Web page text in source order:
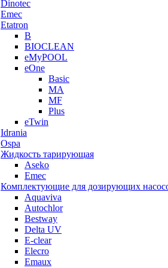
Dinotec
Emec
Etatron
B
BIOCLEAN
eMyPOOL
eOne
Basic
MA
MF
Plus
eTwin
Idrania
Ospa
Жидкость тарирующая
Aseko
Emec
Комплектующие для дозирующих
Aquaviva
Autochlor
Bestway
Delta UV
E-clear
Elecro
Emaux